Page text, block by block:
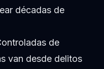
décadas de
de
van desde delitos